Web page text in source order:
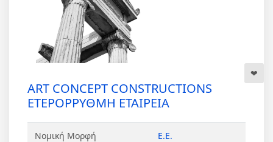
ART CONCEPT CONSTRUCTIONS
ΕΤΕΡΟΡΡΥΘΜΗ ΕΤΑΙΡΕΙΑ
Νομική Μορφή Ε.Ε.